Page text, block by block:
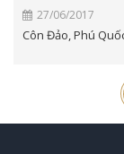
27/06/2017
Côn Đảo, Phú